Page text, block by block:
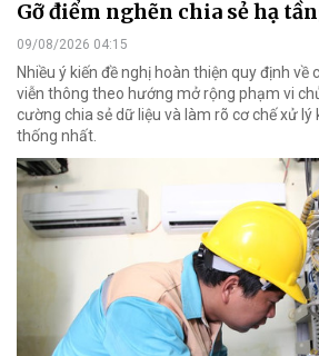
Gỡ điểm nghẽn chia sẻ hạ
09/08/2026 04:15
Nhiều ý kiến đề nghị hoàn thiện quy định về
viễn thông theo hướng mở rộng phạm vi
cường chia sẻ dữ liệu và làm rõ cơ chế xử lý
thống nhất.